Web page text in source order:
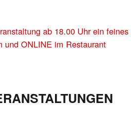
ab 18.00 Uhr ein feines
und ONLINE im Restaurant